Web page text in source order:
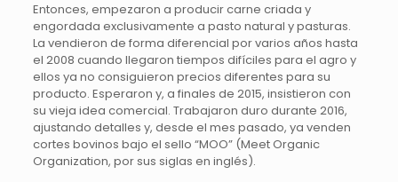
Entonces, empezaron a producir carne criada y
engordada exclusivamente a pasto natural y pasturas.
La vendieron de forma diferencial por varios años hasta
el 2008 cuando llegaron tiempos difíciles para el agro y
ellos ya no consiguieron precios diferentes para su
producto. Esperaron y, a finales de 2015, insistieron con
su vieja idea comercial. Trabajaron duro durante 2016,
ajustando detalles y, desde el mes pasado, ya venden
cortes bovinos bajo el sello “MOO” (Meet Organic
Organization, por sus siglas en inglés).